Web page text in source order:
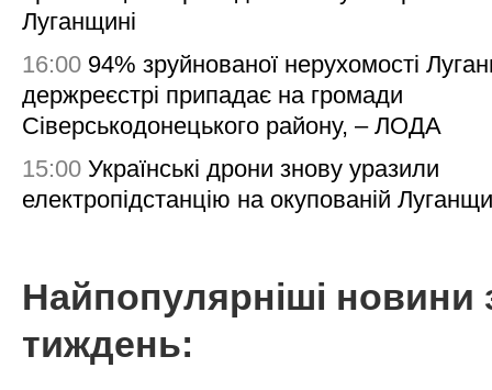
Луганщині
16:00 94% зруйнованої нерухомості
держреєстрі припадає на громади
Сіверськодонецького району, – ЛОДА
15:00 Українські дрони знову уразили
електропідстанцію на окупованій
Найпопулярніші новини
тиждень: